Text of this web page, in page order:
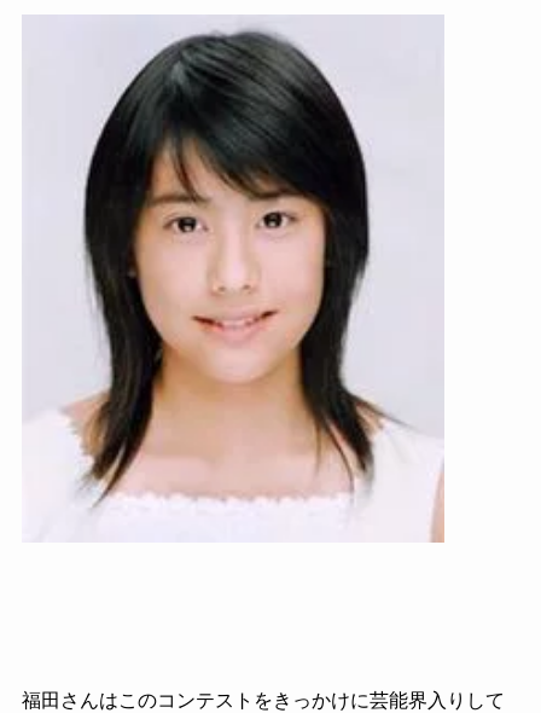
福田さんはこのコンテストをきっかけに芸能界入りして